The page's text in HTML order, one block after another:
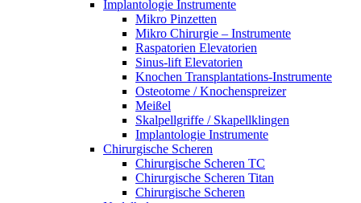
Implantologie Instrumente
Mikro Pinzetten
Mikro Chirurgie – Instrumente
Raspatorien Elevatorien
Sinus-lift Elevatorien
Knochen Transplantations-Instrumente
Osteotome / Knochenspreizer
Meißel
Skalpellgriffe / Skapellklingen
Implantologie Instrumente
Chirurgische Scheren
Chirurgische Scheren TC
Chirurgische Scheren Titan
Chirurgische Scheren